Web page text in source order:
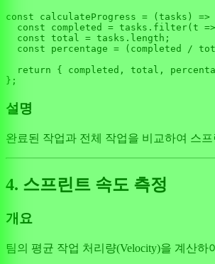
const calculateProgress = ( tasks ) =>
const completed = tasks. filter( t =>
const total = tasks. length ;
const percentage = (completed /
return { completed, total,
설명
완료된 작업과 전체 작업을 비교하여 스
4. 스프린트 속도 측정
개요
팀의 평균 작업 처리량(Velocity)을 계산